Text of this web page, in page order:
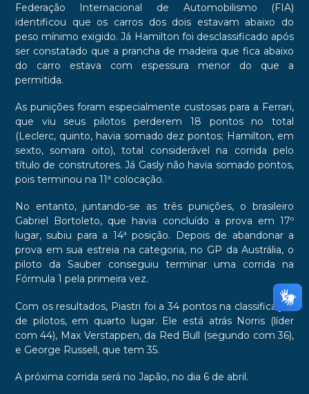
Federação Internacional de Automobilismo (FIA)
identificou que os carros dos dois estavam abaixo do
peso mínimo exigido. Já Hamilton foi desclassificado após
ser constatado que a prancha de madeira que fica abaixo
do carro estava com espessura menor do que a
permitida.
As punições foram especialmente custosas para a Ferrari,
que viu seus pilotos perderem 18 pontos no total
(Leclerc, quinto, havia somado dez pontos; Hamilton, em
sexto, somara oito), total considerável na corrida pelo
título de construtores. Já Gasly não havia somado pontos,
pois terminou na 11ª colocação.
No entanto, juntando-se as três punições, o brasileiro
Gabriel Bortoleto, que havia concluído a prova em 17º
lugar, subiu para a 14ª posição. Depois de abandonar a
prova em sua estreia na categoria, no GP da Austrália, o
piloto da Sauber conseguiu terminar uma corrida na
Fórmula 1 pela primeira vez.
Com os resultados, Piastri foi a 34 pontos na classificação
de pilotos, em quarto lugar. Ele está atrás Norris (líder
com 44), Max Verstappen, da Red Bull (segundo com 36),
e George Russell, que tem 35.
A próxima corrida será no Japão, no dia 6 de abril.